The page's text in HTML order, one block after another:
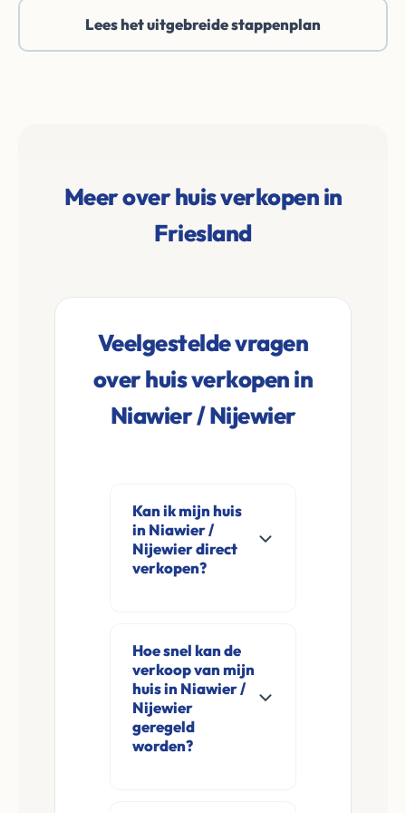
Lees het uitgebreide stappenplan
Meer over huis verkopen in
Friesland
Veelgestelde vragen
over huis verkopen in
Niawier / Nijewier
Kan ik mijn huis
in Niawier /
Nijewier direct
verkopen?
direct aan in Niawier
/ Nijewier en
omgeving. U
verkoopt
rechtstreeks aan ons
Hoe snel kan de
verkoop van mijn
huis in Niawier /
Nijewier
geregeld
worden?